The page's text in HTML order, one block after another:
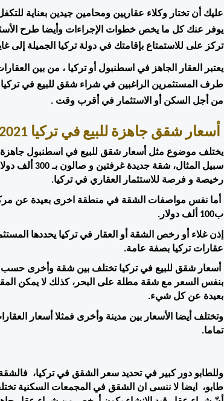
تركز على للاستمتاع بإقامتك في دولة تركيا الجميلة إلى
من أجل السكن أو الاستثمار في أقرب وقت .
رخيصة و فرصة للاستثمار العقاري في تركيا.
ب100 ألف دولار.
عقارات تركيا بصفة عامة.
بعيدة عن كل شيء.
تماما.